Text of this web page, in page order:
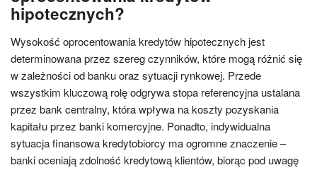
hipotecznych?
Wysokość oprocentowania kredytów hipotecznych jest
determinowana przez szereg czynników, które mogą różnić się
w zależności od banku oraz sytuacji rynkowej. Przede
wszystkim kluczową rolę odgrywa stopa referencyjna ustalana
przez bank centralny, która wpływa na koszty pozyskania
kapitału przez banki komercyjne. Ponadto, indywidualna
sytuacja finansowa kredytobiorcy ma ogromne znaczenie –
banki oceniają zdolność kredytową klientów, biorąc pod uwagę